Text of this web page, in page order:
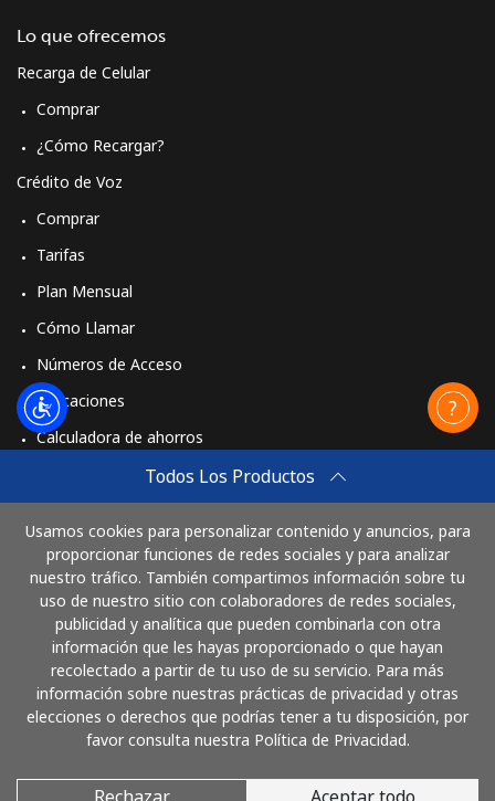
Todos Los Productos
Usamos cookies para personalizar contenido y anuncios, para
proporcionar funciones de redes sociales y para analizar
nuestro tráfico. También compartimos información sobre tu
uso de nuestro sitio con colaboradores de redes sociales,
publicidad y analítica que pueden combinarla con otra
información que les hayas proporcionado o que hayan
recolectado a partir de tu uso de su servicio. Para más
información sobre nuestras prácticas de privacidad y otras
elecciones o derechos que podrías tener a tu disposición, por
favor consulta nuestra Política de Privacidad.
Rechazar Aceptar todo
Lo que ofrecemos
Recarga de Celular
Comprar
¿Cómo Recargar?
Crédito de Voz
Comprar
Tarifas
Plan Mensual
Cómo Llamar
Números de Acceso
Aplicaciones
Calculadora de ahorros
Comprar
Cómo funciona
Paga con